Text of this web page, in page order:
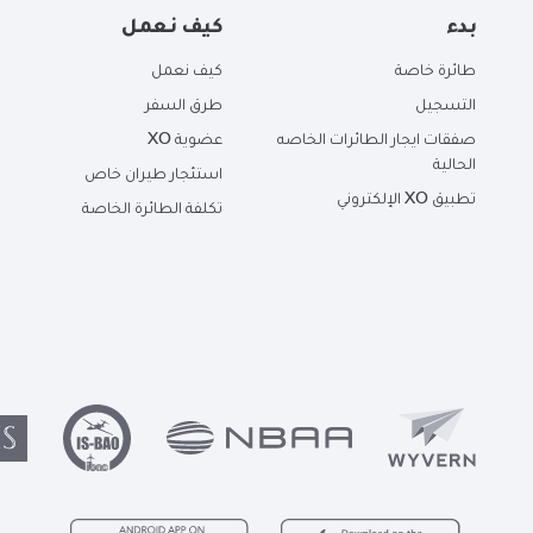
بدء
طائرة خاصة
التسجيل
صفقات ايجار الطائرات الخاصه
الحالية
تطبيق XO الإلكتروني
كيف نعمل
كيف نعمل
طرق السفر
عضوية XO
استئجار طيران خاص
تكلفة الطائرة الخاصة